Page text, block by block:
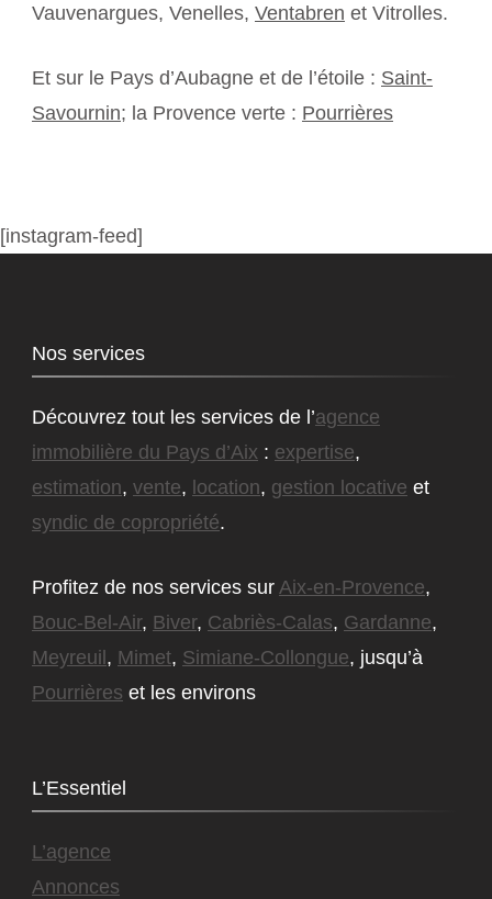
Vauvenargues, Venelles, Ventabren et Vitrolles.
Et sur le Pays d’Aubagne et de l’étoile : Saint-
Savournin; la Provence verte : Pourrières
[instagram-feed]
Nos services
Découvrez tout les services de l’agence
immobilière du Pays d’Aix : expertise,
estimation, vente, location, gestion locative et
syndic de copropriété.
Profitez de nos services sur Aix-en-Provence,
Bouc-Bel-Air, Biver, Cabriès-Calas, Gardanne,
Meyreuil, Mimet, Simiane-Collongue, jusqu’à
Pourrières et les environs
L’Essentiel
L’agence
Annonces